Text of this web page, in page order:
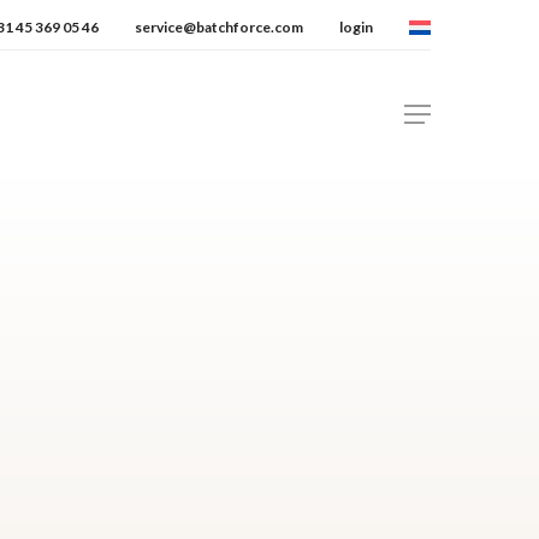
protocolli
45 369 05 46 service@batchforce.com login
Menu